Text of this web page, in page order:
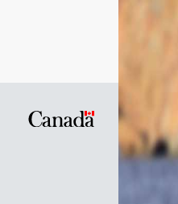
Symbole